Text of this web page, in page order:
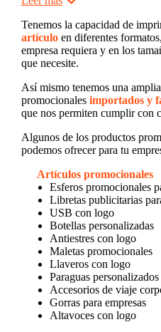
Tenemos la capacidad de
artículoen diferentes
empresa requiera y en los
que necesite.
Así mismo tenemos una
promocionales importados y
que nos permiten cumplir con
Algunos de los productos
podemos ofrecer para tu
Artículos promocionales
Esferos promocionales
Libretas publicitarias
USB con logo
Botellas personalizadas
Antiestres con logo
Maletas promocionales
Llaveros con logo
Paraguas personalizados
Accesorios de viaje
Gorras para empresas
Altavoces con logo